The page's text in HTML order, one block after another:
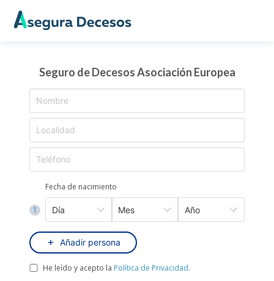
Seguro de Decesos Asociación Europea
Fecha de nacimiento
1
Añadir persona
He leído y acepto la Política de Privacidad.